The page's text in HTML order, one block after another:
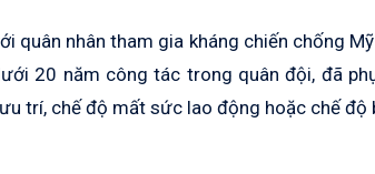
quân nhân tham gia kháng chiến chống
20 năm công tác trong quân đội, đã
trí, chế độ mất sức lao động hoặc chế độ